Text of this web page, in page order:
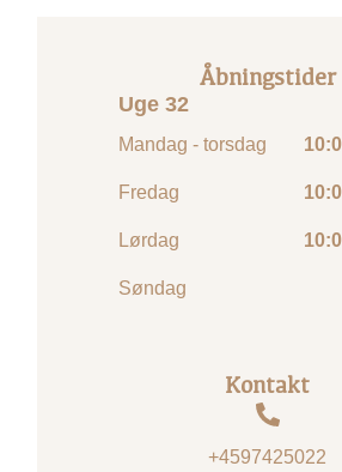
Åbningstider
Uge 32
Mandag - torsdag
Fredag
Lørdag
Søndag
Kontakt
+4597425022